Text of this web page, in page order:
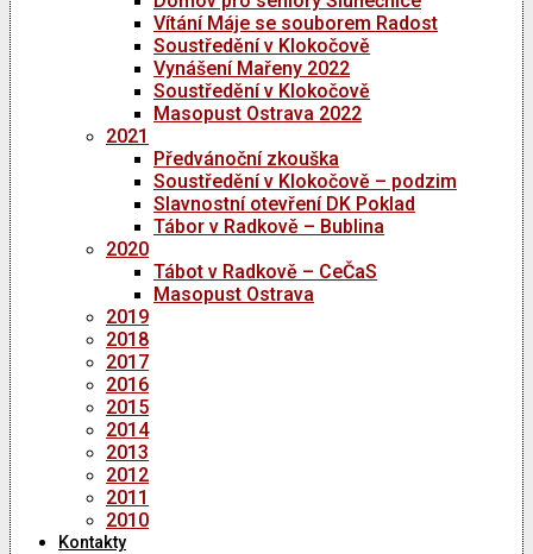
Vítání Máje se souborem Radost
Soustředění v Klokočově
Vynášení Mařeny 2022
Soustředění v Klokočově
Masopust Ostrava 2022
2021
Předvánoční zkouška
Soustředění v Klokočově – podzim
Slavnostní otevření DK Poklad
Tábor v Radkově – Bublina
2020
Tábot v Radkově – CeČaS
Masopust Ostrava
2019
2018
2017
2016
2015
2014
2013
2012
2011
2010
Kontakty